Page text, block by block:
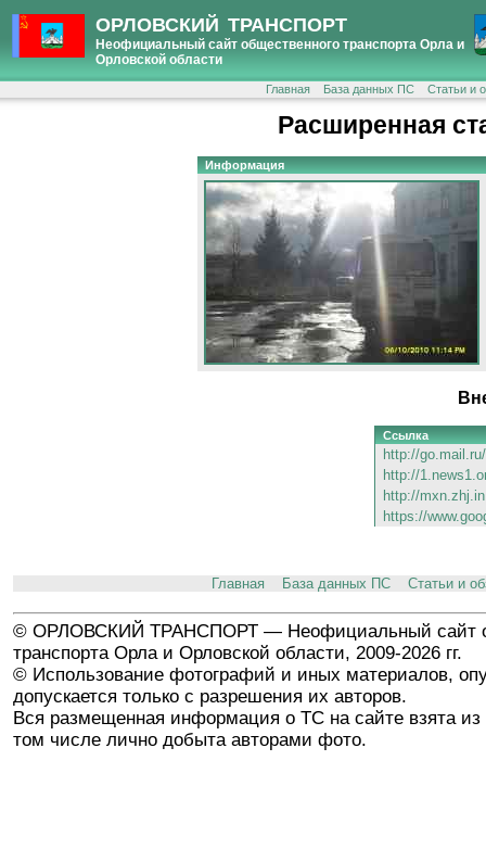
ОРЛОВСКИЙ ТРАНСПОРТ
Неофициальный сайт общественного транспорта Орла и
Орловской области
Главная База данных ПС Статьи и
Расширенная
Информация
Ссылка
http://
http://
http://
https://
Главная База данных ПС Статьи и
© ОРЛОВСКИЙ ТРАНСПОРТ — Неофициальный сайт
транспорта Орла и Орловской области, 2009-2026 гг.
© Использование фотографий и иных материалов,
допускается только с разрешения их авторов.
Вся размещенная информация о ТС на сайте взята из
том числе лично добыта авторами фото.